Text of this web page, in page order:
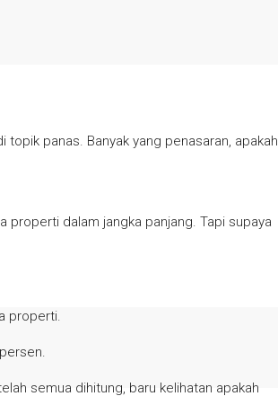
panas. Banyak yang penasaran, apakah
properti dalam jangka panjang. Tapi supaya
properti.
semua dihitung, baru kelihatan apakah